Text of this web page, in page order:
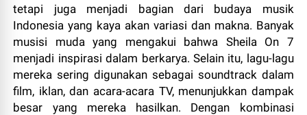
tetapi juga menjadi bagian dari budaya musik
Indonesia yang kaya akan variasi dan makna. Banyak
musisi muda yang mengakui bahwa Sheila On 7
menjadi inspirasi dalam berkarya. Selain itu, lagu-lagu
mereka sering digunakan sebagai soundtrack dalam
film, iklan, dan acara-acara TV, menunjukkan dampak
besar yang mereka hasilkan. Dengan kombinasi